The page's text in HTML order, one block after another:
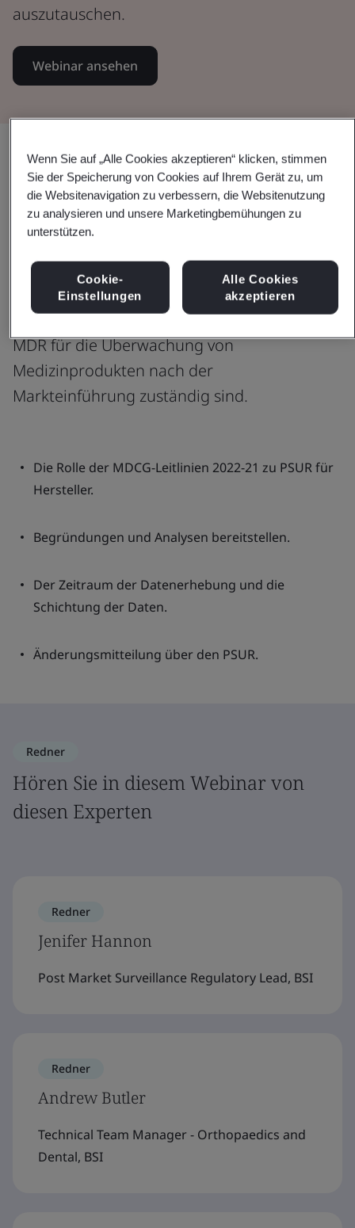
auszutauschen.
Webinar ansehen
Weitere Informationen über PSURs
und Berater auf der EU MDR.
Dieses aufschlussreiche Webinar ist für
alle von Nutzen, die im Rahmen der EU-
MDR für die Überwachung von
Medizinprodukten nach der
Markteinführung zuständig sind.
Die Rolle der MDCG-Leitlinien 2022-21 zu PSUR für
Hersteller.
Begründungen und Analysen bereitstellen.
Der Zeitraum der Datenerhebung und die
Schichtung der Daten.
Änderungsmitteilung über den PSUR.
Redner
Hören Sie in diesem Webinar von
diesen Experten
Redner
Jenifer Hannon
Post Market Surveillance Regulatory Lead, BSI
Redner
Andrew Butler
Technical Team Manager - Orthopaedics and
Dental, BSI
Wenn Sie auf „Alle Cookies akzeptieren“ klicken, stimmen
Sie der Speicherung von Cookies auf Ihrem Gerät zu, um
die Websitenavigation zu verbessern, die Websitenutzung
zu analysieren und unsere Marketingbemühungen zu
unterstützen.
Cookie-
Einstellungen
Alle Cookies
akzeptieren